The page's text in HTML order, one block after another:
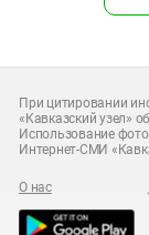
При цитировании
«Кавказский узел»
Использование
Интернет-СМИ
О нас